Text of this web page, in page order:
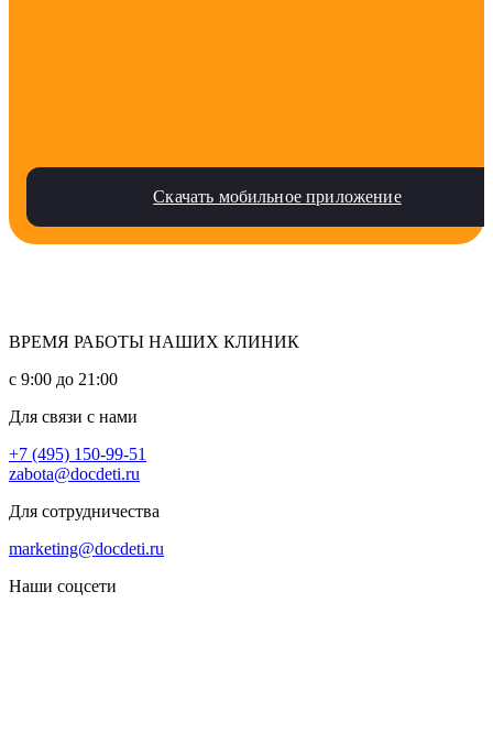
Скачать мобильное приложение
ВРЕМЯ РАБОТЫ НАШИХ КЛИНИК
с 9:00 до 21:00
Для связи с нами
+7 (495) 150-99-51
zabota@docdeti.ru
Для сотрудничества
marketing@docdeti.ru
Наши соцсети